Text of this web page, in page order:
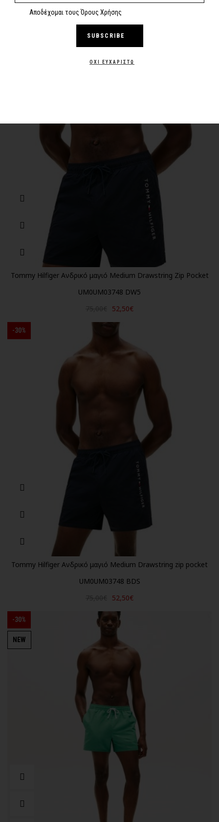
Αποδέχομαι τους Όρους Χρήσης
SUBSCRIBE
ΌΧΙ ΕΥΧΑΡΙΣΤΏ
Tommy Hilfiger Ανδρικό μαγιό Medium Drawstring Zip Pocket
UM0UM03748 DW5
52,50€
-30%
Tommy Hilfiger Ανδρικό μαγιό Medium Drawstring zip pocket
UM0UM03748 BDS
52,50€
-30%
NEW